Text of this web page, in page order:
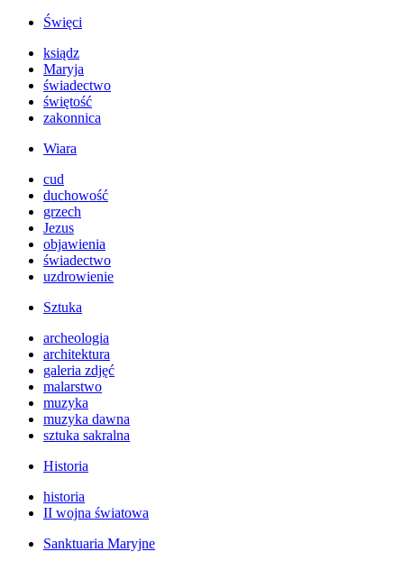
Święci
ksiądz
Maryja
świadectwo
świętość
zakonnica
Wiara
cud
duchowość
grzech
Jezus
objawienia
świadectwo
uzdrowienie
Sztuka
archeologia
architektura
galeria zdjęć
malarstwo
muzyka
muzyka dawna
sztuka sakralna
Historia
historia
II wojna światowa
Sanktuaria Maryjne